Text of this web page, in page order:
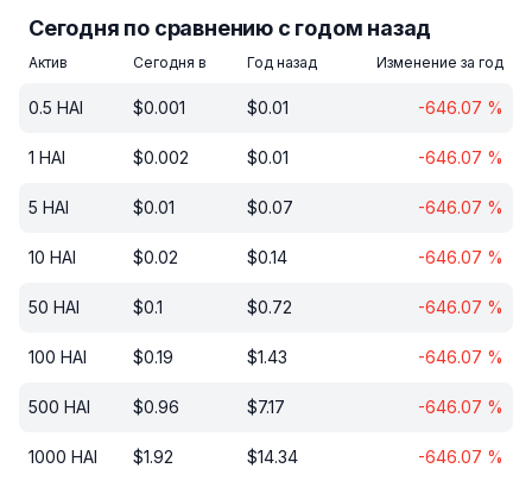
Сегодня по сравнению с годом назад
Актив Сегодня в Год назад Изменение за год
0.5 HAI $0.001 $0.01 -646.07 %
1 HAI $0.002 $0.01 -646.07 %
5 HAI $0.01 $0.07 -646.07 %
10 HAI $0.02 $0.14 -646.07 %
50 HAI $0.1 $0.72 -646.07 %
100 HAI $0.19 $1.43 -646.07 %
500 HAI $0.96 $7.17 -646.07 %
1000 HAI $1.92 $14.34 -646.07 %